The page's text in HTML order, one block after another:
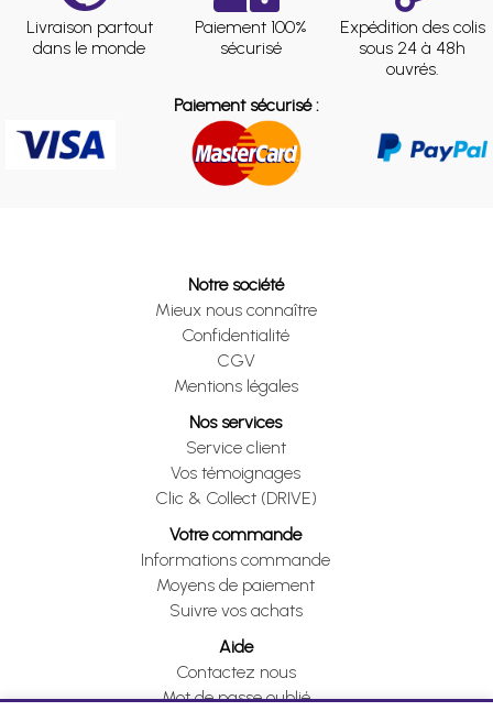
Livraison partout
dans le monde
Paiement 100%
sécurisé
Expédition des colis
sous 24 à 48h
ouvrés.
Paiement sécurisé :
Notre société
Mieux nous connaître
Confidentialité
CGV
Mentions légales
Nos services
Service client
Vos témoignages
Clic & Collect (DRIVE)
Votre commande
Informations commande
Moyens de paiement
Suivre vos achats
Aide
Contactez nous
Mot de passe oublié